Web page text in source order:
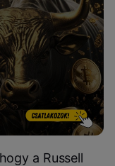
a Russell